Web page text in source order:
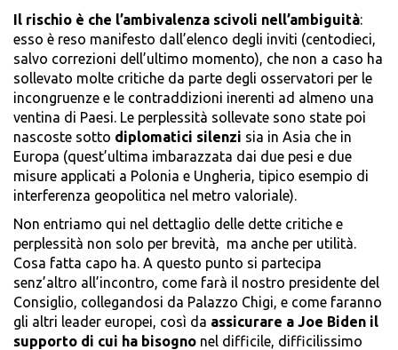
Il rischio è che l’ambivalenza scivoli nell’ambiguità:
esso è reso manifesto dall’elenco degli inviti (centodieci,
salvo correzioni dell’ultimo momento), che non a caso ha
sollevato molte critiche da parte degli osservatori per le
incongruenze e le contraddizioni inerenti ad almeno una
ventina di Paesi. Le perplessità sollevate sono state poi
nascoste sotto diplomatici silenzi sia in Asia che in
Europa (quest’ultima imbarazzata dai due pesi e due
misure applicati a Polonia e Ungheria, tipico esempio di
interferenza geopolitica nel metro valoriale).
Non entriamo qui nel dettaglio delle dette critiche e
perplessità non solo per brevità, ma anche per utilità.
Cosa fatta capo ha. A questo punto si partecipa
senz’altro all’incontro, come farà il nostro presidente del
Consiglio, collegandosi da Palazzo Chigi, e come faranno
gli altri leader europei, così da assicurare a Joe Biden il
supporto di cui ha bisogno nel difficile, difficilissimo